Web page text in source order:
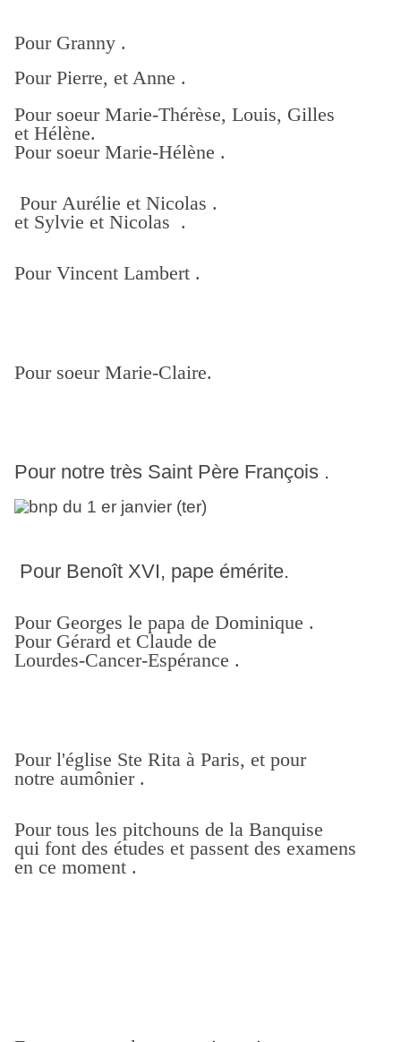
Pour Granny .
Pour Pierre, et Anne .
Pour soeur Marie-Thérèse, Louis, Gilles
et Hélène.
Pour soeur Marie-Hélène .
Pour Aurélie et Nicolas .
et Sylvie et Nicolas .
Pour Vincent Lambert .
Pour soeur Marie-Claire.
Pour notre très Saint Père François .
Pour Benoît XVI, pape émérite.
Pour Georges le papa de Dominique .
Pour Gérard et Claude de
Lourdes-Cancer-Espérance .
Pour l'église Ste Rita à Paris, et pour
notre aumônier .
Pour tous les pitchouns de la Banquise
qui font des études et passent des examens
en ce moment .